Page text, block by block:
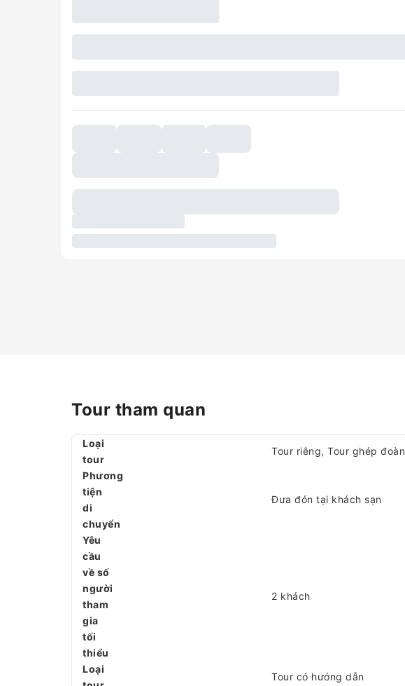
Tour tham quan
Loại
tour
Tour riêng, Tour ghép đoàn
Phương
tiện
di
chuyển
Đưa đón tại khách sạn
Yêu
cầu
về số
người
tham
gia
tối
thiểu
2 khách
Loại
Tour có hướng dẫn